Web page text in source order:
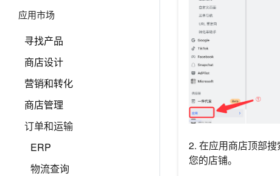
应用市场
寻找产品
商店设计
营销和转化
商店管理
订单和运输
ERP
物流查询
2. 在应用商店顶部
您的店铺。